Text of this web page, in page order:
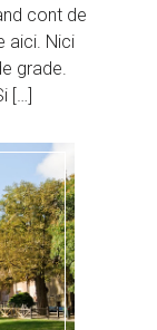
cont de
aici. Nici
grade.
[…]